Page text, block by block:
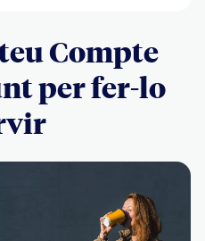
Compte
per fer-lo